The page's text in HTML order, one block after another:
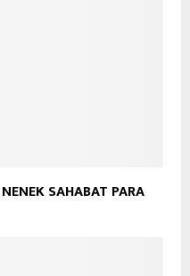
SAHABAT PARA